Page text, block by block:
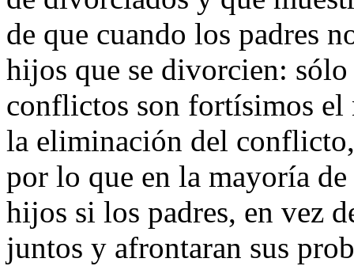
de que cuando los padres
hijos que se divorcien:
conflictos son fortísimos el
la eliminación del
por lo que en la mayoría
hijos si los padres, en vez
juntos y afrontaran sus